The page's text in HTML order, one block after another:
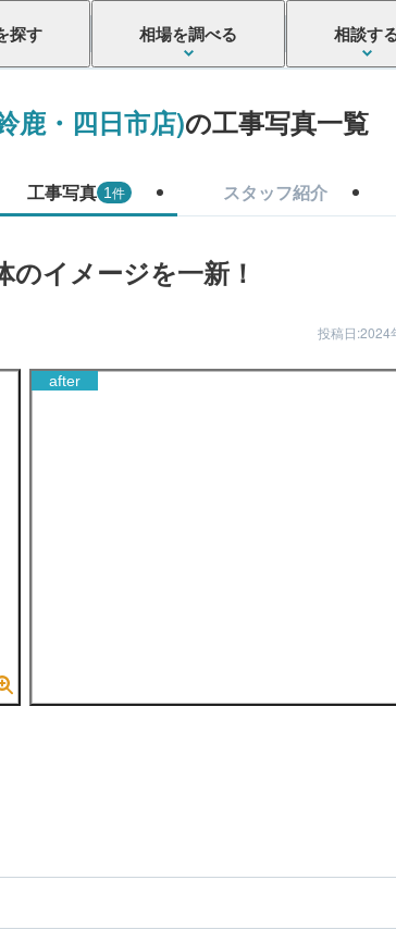
探す 相場を調べる 相談す
鹿・四日市店)の工事写真一覧
工事写真 1件 スタッフ紹介
イメージを一新！
投稿日:2024
after